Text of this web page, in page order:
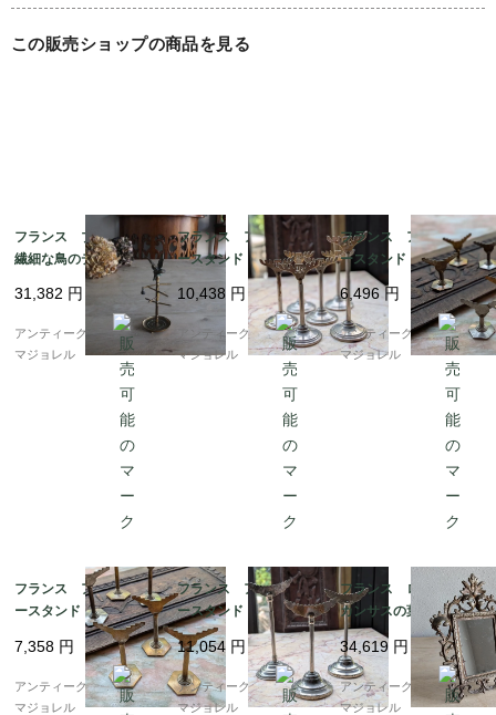
この販売ショップの商品を見る
フランス ブロンズの
繊細な鳥のデザインの
小さなアクセサリース
タンド 7570
31,382 円
アンティークギャラリー
マジョレル
フランス アクセサリ
ースタンド ARの文字
入り 7070
10,438 円
アンティークギャラリー
マジョレル
フランス アクセサリ
ースタンド 7071
6,496円
アンティークギャラリー
マジョレル
フランス アクセサリ
ースタンド 7073
7,358 円
アンティークギャラリー
マジョレル
フランス アクセサリ
ースタンド 7069
11,054 円
アンティークギャラリー
マジョレル
フランス ロココ ア
カンサスの葉のブロン
ズミラー 7194
34,619 円
アンティークギャラリー
マジョレル